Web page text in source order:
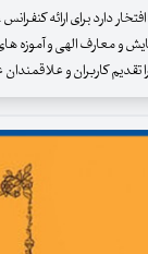
دارد برای ارائه
و معارف الهی و آموزه
تقدیم کاربران و علاقمندان